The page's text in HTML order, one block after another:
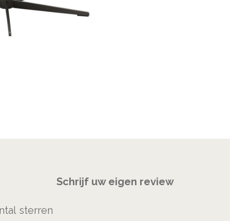
Schrijf uw eigen review
sterren